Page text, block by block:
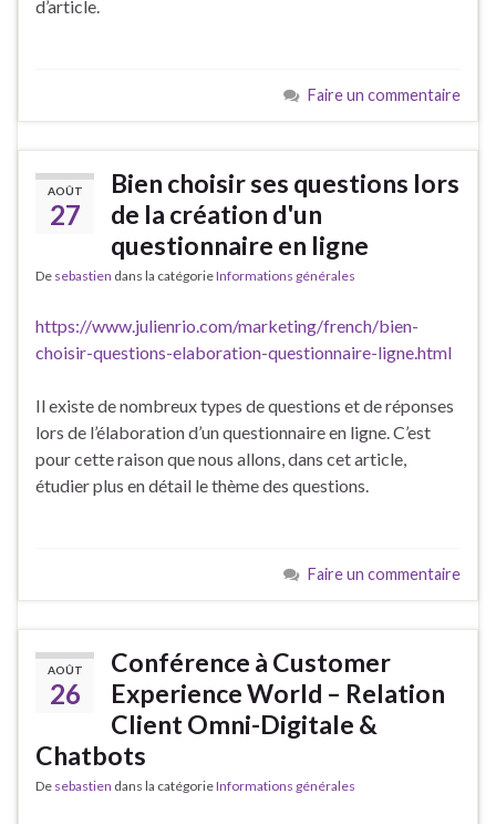
d’article.
Faire un commentaire
AOÛT
27
Bien choisir ses questions lors
de la création d'un
questionnaire en ligne
De sebastien dans la catégorieInformations générales
https://www.julienrio.com/marketing/french/bien-
choisir-questions-elaboration-questionnaire-ligne.html
Il existe de nombreux types de questions et de réponses
lors de l’élaboration d’un questionnaire en ligne. C’est
pour cette raison que nous allons, dans cet article,
étudier plus en détail le thème des questions.
Faire un commentaire
AOÛT
26
Conférence à Customer
Experience World – Relation
Client Omni-Digitale &
Chatbots
De sebastien dans la catégorieInformations générales